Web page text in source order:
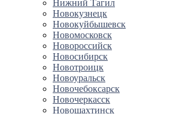
Нижний Тагил
Новокузнецк
Новокуйбышевск
Новомосковск
Новороссийск
Новосибирск
Новотроицк
Новоуральск
Новочебоксарск
Новочеркасск
Новошахтинск